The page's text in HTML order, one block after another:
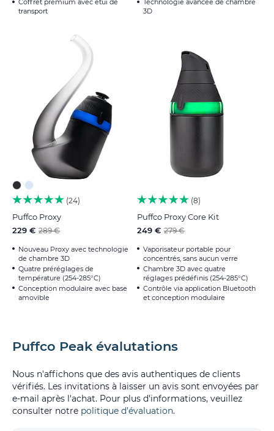
Coffret premium avec étui de
transport
Technologie avancée de chambre
3D
24
Puffco Proxy
229 € 289 €
Nouveau Proxy avec technologie
de chambre 3D
Quatre préréglages de
température (254-285°C)
Conception modulaire avec base
amovible
8
Puffco Proxy Core Kit
249 € 279 €
Vaporisateur portable pour
concentrés, sans aucun verre
Chambre 3D avec quatre
réglages prédéfinis (254-285°C)
Contrôle via application Bluetooth
et conception modulaire
Puffco Peak évalutations
Nous n'affichons que des avis authentiques de clients
vérifiés. Les invitations à laisser un avis sont envoyées par
e-mail après l'achat. Pour plus d'informations, veuillez
consulter notre politique d'évaluation.